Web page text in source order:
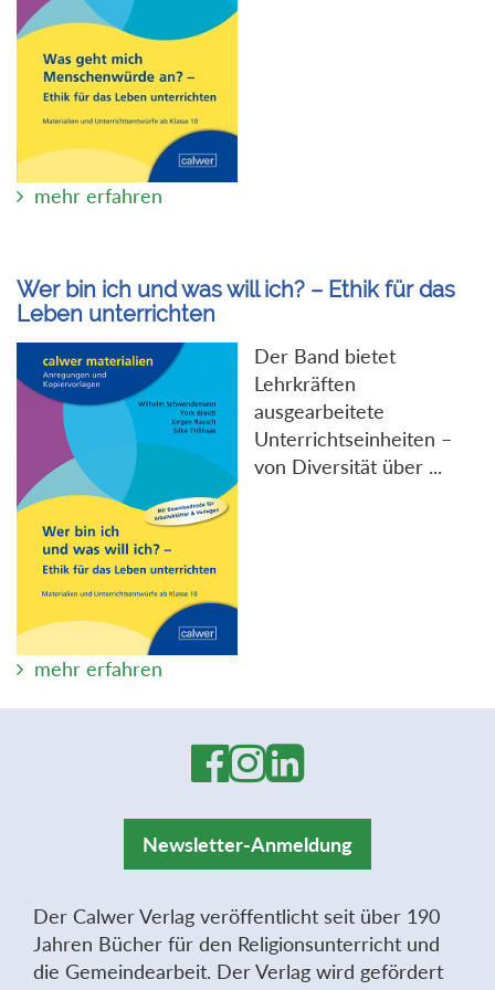
mehr erfahren
Wer bin ich und was will ich? – Ethik für das
Leben unterrichten
Der Band bietet
Lehrkräften
ausgearbeitete
Unterrichtseinheiten –
von Diversität über ...
mehr erfahren
Newsletter-Anmeldung
Der Calwer Verlag veröffentlicht seit über 190
Jahren Bücher für den Religionsunterricht und
die Gemeindearbeit. Der Verlag wird gefördert